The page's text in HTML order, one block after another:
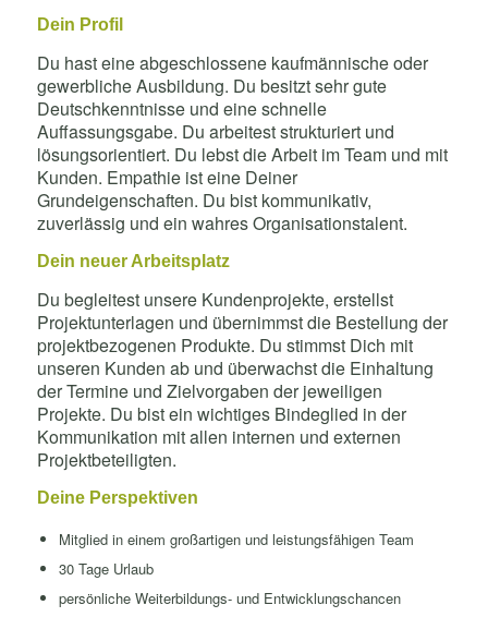
Dein Profil
Du hast eine abgeschlossene kaufmännische oder
gewerbliche Ausbildung. Du besitzt sehr gute
Deutschkenntnisse und eine schnelle
Auffassungsgabe. Du arbeitest strukturiert und
lösungsorientiert. Du lebst die Arbeit im Team und mit
Kunden. Empathie ist eine Deiner
Grundeigenschaften. Du bist kommunikativ,
zuverlässig und ein wahres Organisationstalent.
Dein neuer Arbeitsplatz
Du begleitest unsere Kundenprojekte, erstellst
Projektunterlagen und übernimmst die Bestellung der
projektbezogenen Produkte. Du stimmst Dich mit
unseren Kunden ab und überwachst die Einhaltung
der Termine und Zielvorgaben der jeweiligen
Projekte. Du bist ein wichtiges Bindeglied in der
Kommunikation mit allen internen und externen
Projektbeteiligten.
Deine Perspektiven
Mitglied in einem großartigen und leistungsfähigen Team
30 Tage Urlaub
persönliche Weiterbildungs- und Entwicklungschancen